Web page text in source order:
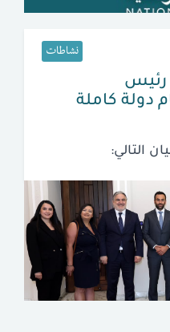
نشاطات
رئيس
دولة كاملة
التالي: